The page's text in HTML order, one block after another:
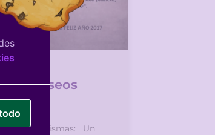
deseos
Mismas: Un